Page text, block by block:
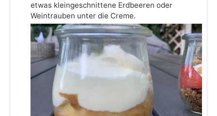
etwas kleingeschnittene Erdbeeren oder
Weintrauben unter die Creme.